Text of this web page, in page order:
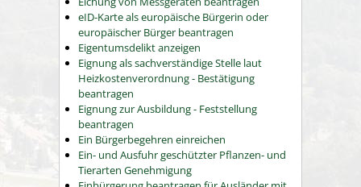
eID-Karte als europäische Bürgerin oder
europäischer Bürger beantragen
Eigentumsdelikt anzeigen
Eignung als sachverständige Stelle laut
Heizkostenverordnung - Bestätigung
beantragen
Eignung zur Ausbildung - Feststellung
beantragen
Ein Bürgerbegehren einreichen
Ein- und Ausfuhr geschützter Pflanzen- und
Tierarten Genehmigung